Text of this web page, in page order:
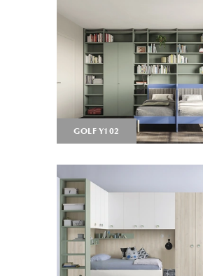
GOLF Y102